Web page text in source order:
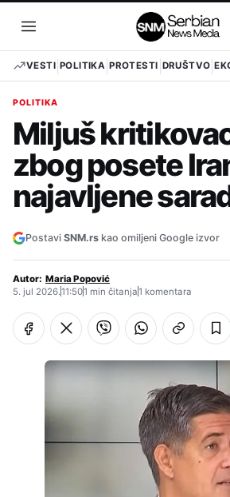
sadržaj
Otvori
meni
VESTI POLITIKA PROTESTI DRUŠTVO
POLITIKA
Miljuš
zbog posete
najavljene
Postavi SNM.rs kao omiljeni Google izvor
Autor: Maria Popović
5. jul 2026.11:501 min čitanja1 komentara